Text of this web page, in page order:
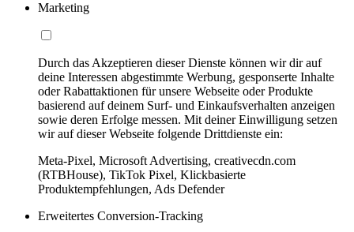
Marketing
Durch das Akzeptieren dieser Dienste können wir dir auf
deine Interessen abgestimmte Werbung, gesponserte Inhalte
oder Rabattaktionen für unsere Webseite oder Produkte
basierend auf deinem Surf- und Einkaufsverhalten anzeigen
sowie deren Erfolge messen. Mit deiner Einwilligung setzen
wir auf dieser Webseite folgende Drittdienste ein:
Meta-Pixel, Microsoft Advertising, creativecdn.com
(RTBHouse), TikTok Pixel, Klickbasierte
Produktempfehlungen, Ads Defender
Erweitertes Conversion-Tracking